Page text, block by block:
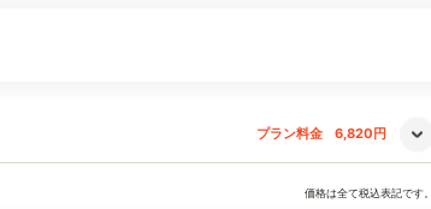
プラン料金 6,820円
価格は全て税込表記です。